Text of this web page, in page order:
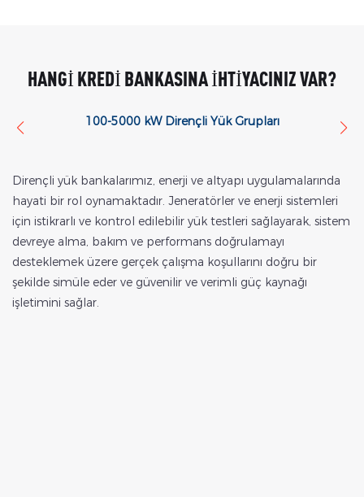
HANGI KREDI BANKASINA IHTIYACINIZ VAR?
100-5000 kW Dirençli Yük Grupları
Dirençli yük bankalarımız, enerji ve altyapı uygulamalarında
hayati bir rol oynamaktadır. Jeneratörler ve enerji sistemleri
için istikrarlı ve kontrol edilebilir yük testleri sağlayarak, sistem
devreye alma, bakım ve performans doğrulamayı
desteklemek üzere gerçek çalışma koşullarını doğru bir
şekilde simüle eder ve güvenilir ve verimli güç kaynağı
işletimini sağlar.